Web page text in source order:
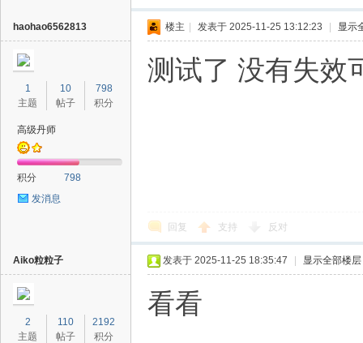
haohao6562813
1
主题
10
帖子
798
积分
高级丹师
积分
798
发消息
楼主 发表于 2025-11-25 13:12:23 显示
测试了 没有失效
回复 支持 反对
Aiko粒粒子
2
主题
110
帖子
2192
积分
发表于 2025-11-25 18:35:47 显示全部楼层
看看